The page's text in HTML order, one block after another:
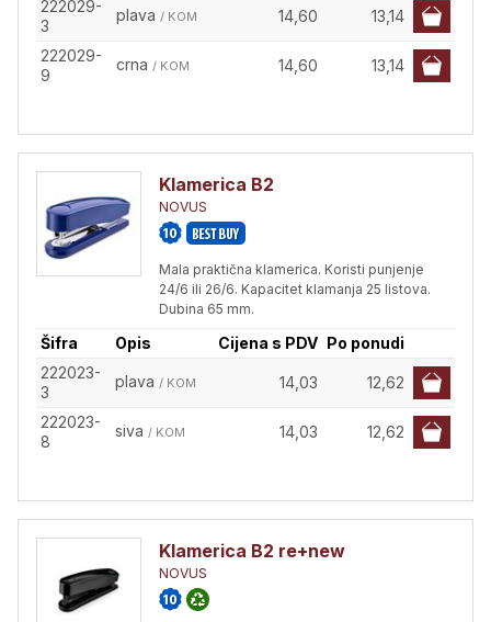
222029-
3
plava / KOM 14,60 13,14
222029-
9
crna / KOM 14,60 13,14
Klamerica B2
NOVUS
Mala praktična klamerica. Koristi punjenje
24/6 ili 26/6. Kapacitet klamanja 25 listova.
Dubina 65 mm.
Šifra Opis Cijena s PDV Po ponudi
222023-
3
plava / KOM 14,03 12,62
222023-
8
siva / KOM 14,03 12,62
Klamerica B2 re+new
NOVUS